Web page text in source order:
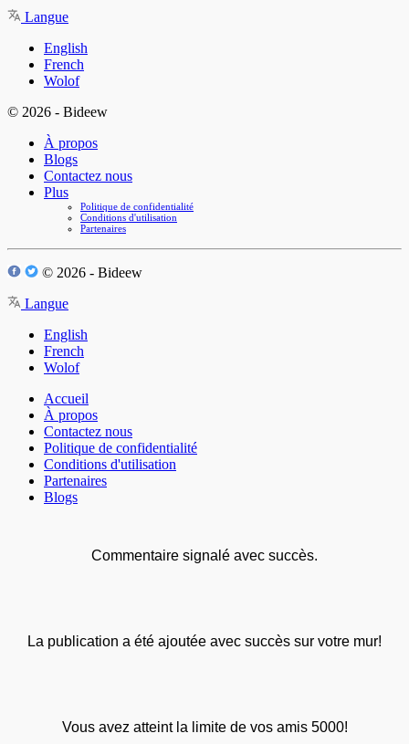
Langue
English
French
Wolof
© 2026 - Bideew
À propos
Blogs
Contactez nous
Plus
Politique de confidentialité
Conditions d'utilisation
Partenaires
© 2026 - Bideew
Langue
English
French
Wolof
Accueil
À propos
Contactez nous
Politique de confidentialité
Conditions d'utilisation
Partenaires
Blogs
Commentaire signalé avec succès.
La publication a été ajoutée avec succès sur votre mur!
Vous avez atteint la limite de vos amis 5000!